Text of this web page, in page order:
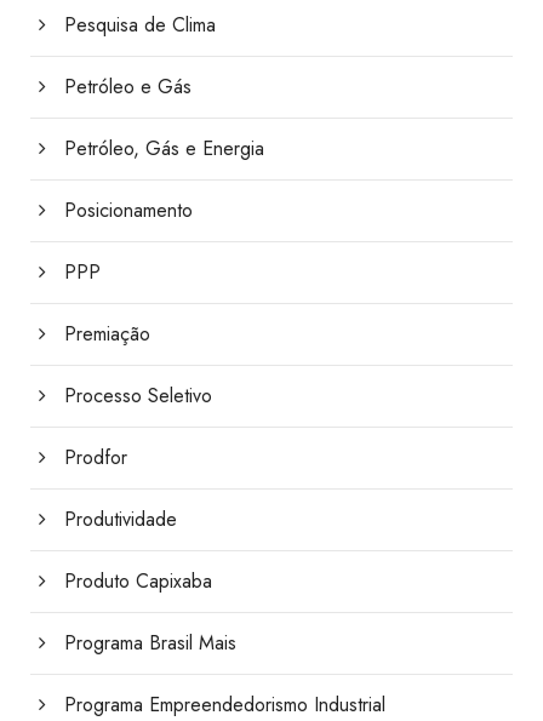
Pesquisa de Clima
Petróleo e Gás
Petróleo, Gás e Energia
Posicionamento
PPP
Premiação
Processo Seletivo
Prodfor
Produtividade
Produto Capixaba
Programa Brasil Mais
Programa Empreendedorismo Industrial